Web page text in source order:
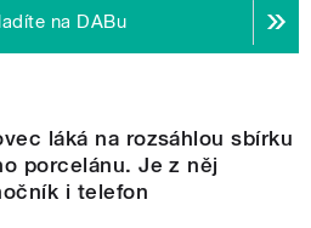
na DABu
láká na rozsáhlou sbírku
porcelánu. Je z něj
i telefon